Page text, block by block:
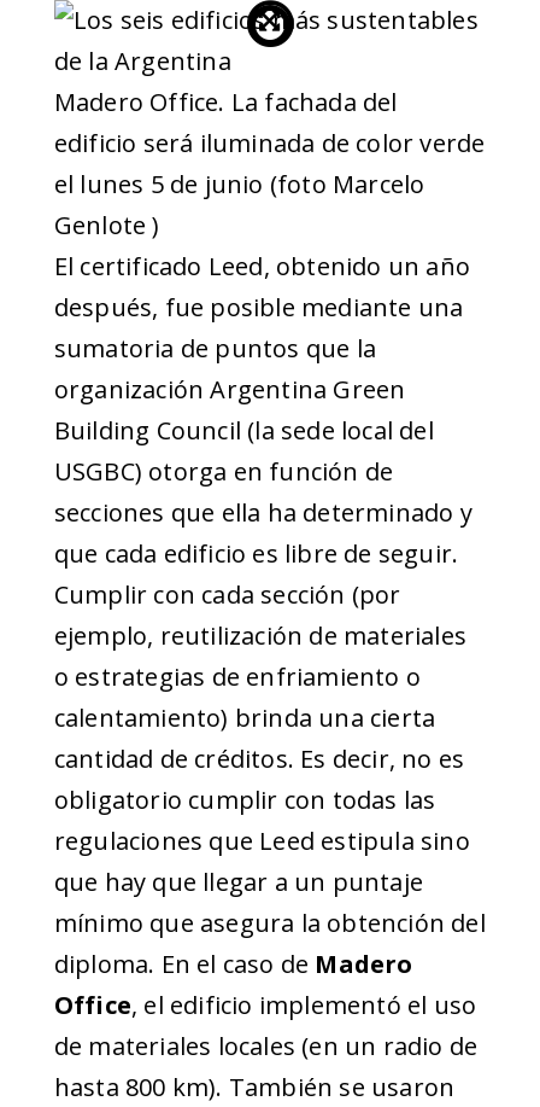
Madero Office. La fachada del
edificio será iluminada de color verde
el lunes 5 de junio (foto Marcelo
Genlote )
El certificado Leed, obtenido un año
después, fue posible mediante una
sumatoria de puntos que la
organización Argentina Green
Building Council (la sede local del
USGBC) otorga en función de
secciones que ella ha determinado y
que cada edificio es libre de seguir.
Cumplir con cada sección (por
ejemplo, reutilización de materiales
o estrategias de enfriamiento o
calentamiento) brinda una cierta
cantidad de créditos. Es decir, no es
obligatorio cumplir con todas las
regulaciones que Leed estipula sino
que hay que llegar a un puntaje
mínimo que asegura la obtención del
diploma. En el caso de Madero
Office, el edificio implementó el uso
de materiales locales (en un radio de
hasta 800 km). También se usaron